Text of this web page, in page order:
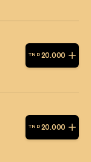
TND 20.000
TND 20.000